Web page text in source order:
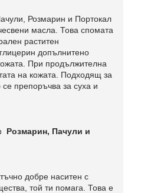
Розмарин и Портокал
масла. Това спомата
раститен
допълнитено
При продължителна
на кожата. Подходящ за
препоръчва за суха и
Розмарин, Пачули и
добре наситен с
той ти помага. Това е